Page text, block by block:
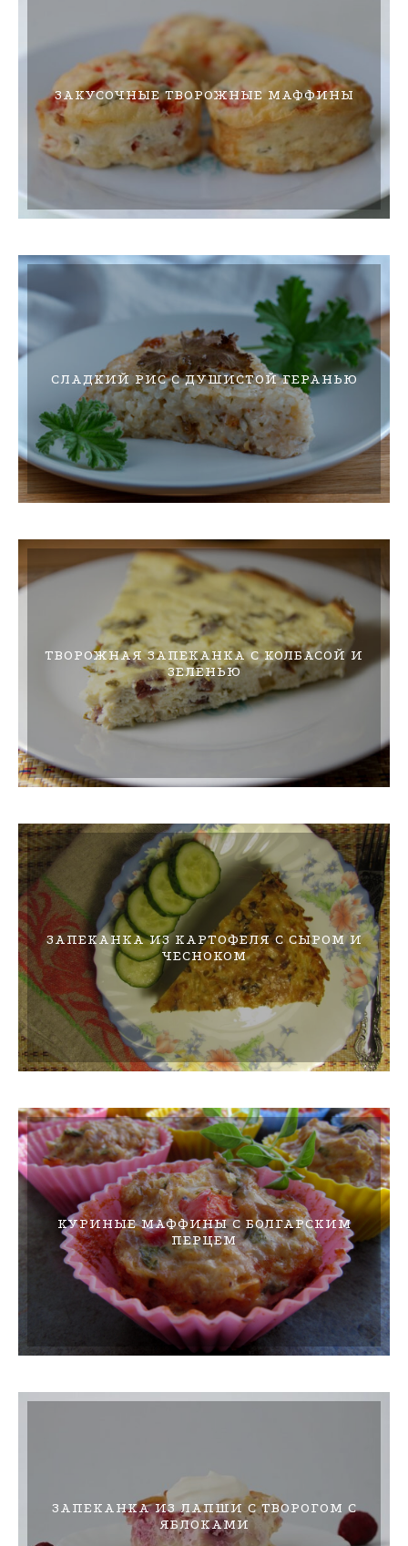
ЗАКУСОЧНЫЕ ТВОРОЖНЫЕ МАФФИНЫ
СЛАДКИЙ РИС С ДУШИСТОЙ ГЕРАНЬЮ
ТВОРОЖНАЯ ЗАПЕКАНКА С КОЛБАСОЙ И
ЗЕЛЕНЬЮ
ЗАПЕКАНКА ИЗ КАРТОФЕЛЯ С СЫРОМ И
ЧЕСНОКОМ
КУРИНЫЕ МАФФИНЫ С БОЛГАРСКИМ
ПЕРЦЕМ
ЗАПЕКАНКА ИЗ ЛАПШИ С ТВОРОГОМ С
ЯБЛОКАМИ